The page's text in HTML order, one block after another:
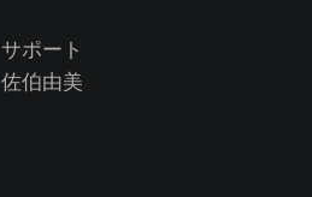
サポート
佐伯由美